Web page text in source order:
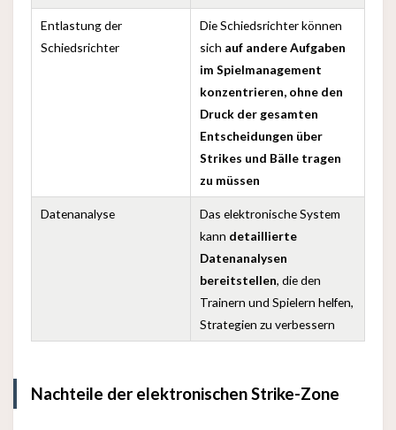
Entlastung der
Schiedsrichter
Die Schiedsrichter können
sich auf andere Aufgaben
im Spielmanagement
konzentrieren, ohne den
Druck der gesamten
Entscheidungen über
Strikes und Bälle tragen
zu müssen
Datenanalyse
Das elektronische System
kann detaillierte
Datenanalysen
bereitstellen, die den
Trainern und Spielern helfen,
Strategien zu verbessern
Nachteile der elektronischen Strike-Zone